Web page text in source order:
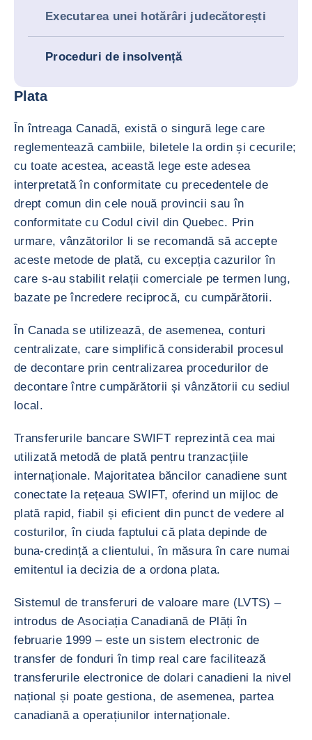
Executarea unei hotărâri judecătorești
Proceduri de insolvență
Plata
În întreaga Canadă, există o singură lege care
reglementează cambiile, biletele la ordin și cecurile;
cu toate acestea, această lege este adesea
interpretată în conformitate cu precedentele de
drept comun din cele nouă provincii sau în
conformitate cu Codul civil din Quebec. Prin
urmare, vânzătorilor li se recomandă să accepte
aceste metode de plată, cu excepția cazurilor în
care s-au stabilit relații comerciale pe termen lung,
bazate pe încredere reciprocă, cu cumpărătorii.
În Canada se utilizează, de asemenea, conturi
centralizate, care simplifică considerabil procesul
de decontare prin centralizarea procedurilor de
decontare între cumpărătorii și vânzătorii cu sediul
local.
Transferurile bancare SWIFT reprezintă cea mai
utilizată metodă de plată pentru tranzacțiile
internaționale. Majoritatea băncilor canadiene sunt
conectate la rețeaua SWIFT, oferind un mijloc de
plată rapid, fiabil și eficient din punct de vedere al
costurilor, în ciuda faptului că plata depinde de
buna-credință a clientului, în măsura în care numai
emitentul ia decizia de a ordona plata.
Sistemul de transferuri de valoare mare (LVTS) –
introdus de Asociația Canadiană de Plăți în
februarie 1999 – este un sistem electronic de
transfer de fonduri în timp real care facilitează
transferurile electronice de dolari canadieni la nivel
național și poate gestiona, de asemenea, partea
canadiană a operațiunilor internaționale.